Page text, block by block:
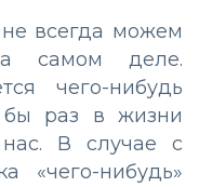
всегда можем
самом деле.
чего-нибудь
бы раз в жизни
В случае с
«чего-нибудь»